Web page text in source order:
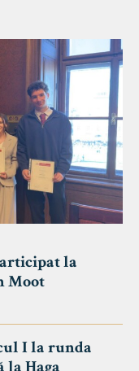
la
Moot
I la runda
Haga